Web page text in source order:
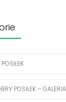
POSIŁEK – GALERIA